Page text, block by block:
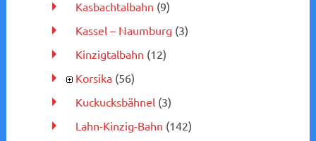
Kasbachtalbahn (9)
Kassel – Naumburg (3)
Kinzigtalbahn (12)
Korsika(56)
Kuckucksbähnel (3)
Lahn-Kinzig-Bahn (142)